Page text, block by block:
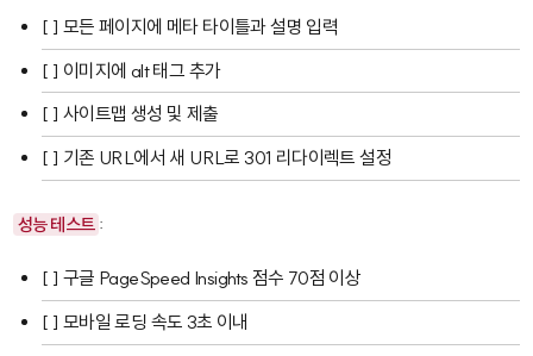
[ ] 모든 페이지에 메타 타이틀과 설명 입력
[ ] 이미지에 alt 태그 추가
[ ] 사이트맵 생성 및 제출
[ ] 기존 URL에서 새 URL로 301 리다이렉트 설정
성능 테스트 :
[ ] 구글 PageSpeed Insights 점수 70점 이상
[ ] 모바일 로딩 속도 3초 이내